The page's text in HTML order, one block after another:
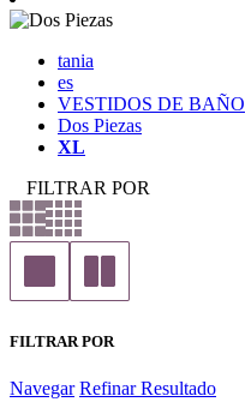
tania
es
VESTIDOS DE BAÑO
Dos Piezas
XL
FILTRAR POR
FILTRAR POR
Navegar Refinar Resultado